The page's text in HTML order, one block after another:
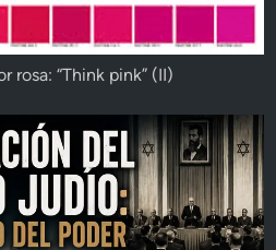
rosa: “Think pink” (II)